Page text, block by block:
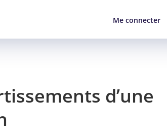
Me connecter
d’une